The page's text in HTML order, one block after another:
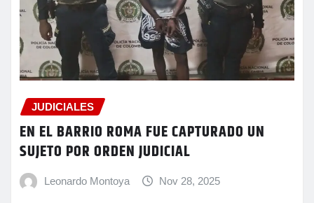
JUDICIALES
EN EL BARRIO ROMA FUE CAPTURADO UN
SUJETO POR ORDEN JUDICIAL
Leonardo Montoya Nov 28, 2025